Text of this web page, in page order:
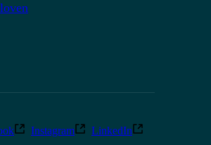
Instagram LinkedIn